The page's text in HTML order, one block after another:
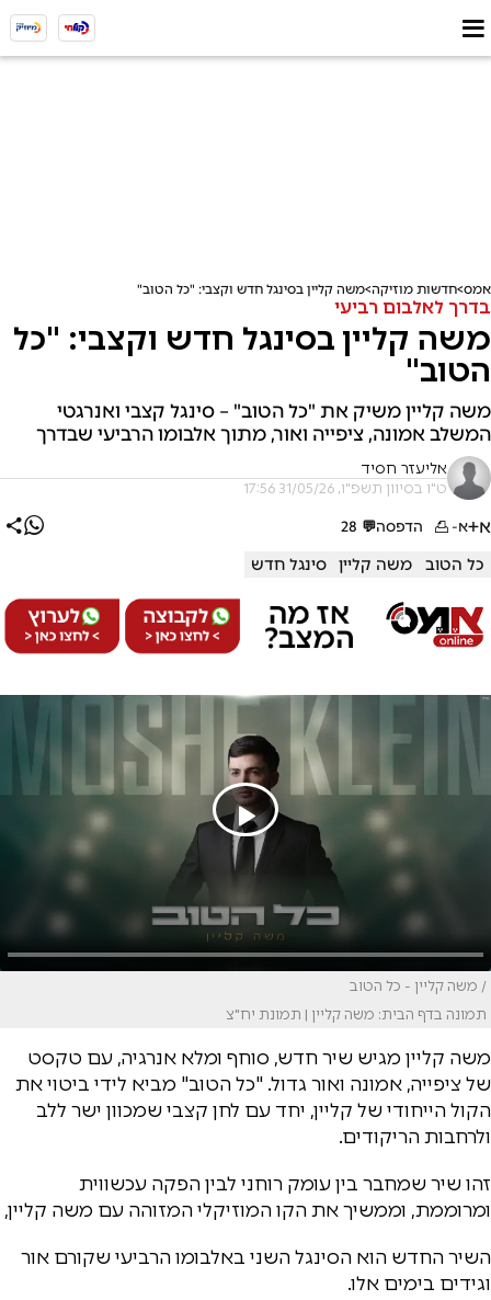
אמס חדשות מוזיקה משה קליין בסינגל חדש וקצבי: "כל הטוב"
בדרך לאלבום רביעי
משה קליין בסינגל חדש וקצבי: "כל
הטוב"
משה קליין משיק את "כל הטוב" – סינגל קצבי ואנרגטי
המשלב אמונה, ציפייה ואור, מתוך אלבומו הרביעי שבדרך
אליעזר חסיד
ט"ו בסיוון תשפ"ו, 31/05/26 17:56
א+א- הדפסה💬
28
כל הטוב משה קליין סינגל חדש
/ משה קליין - כל הטוב
תמונה בדף הבית: משה קליין | תמונת יח"צ
משה קליין מגיש שיר חדש, סוחף ומלא אנרגיה, עם טקסט
של ציפייה, אמונה ואור גדול. "כל הטוב" מביא לידי ביטוי את
הקול הייחודי של קליין, יחד עם לחן קצבי שמכוון ישר ללב
ולרחבות הריקודים.
זהו שיר שמחבר בין עומק רוחני לבין הפקה עכשווית
ומרוממת, וממשיך את הקו המוזיקלי המזוהה עם משה קליין,
השיר החדש הוא הסינגל השני באלבומו הרביעי שקורם אור
וגידים בימים אלו.